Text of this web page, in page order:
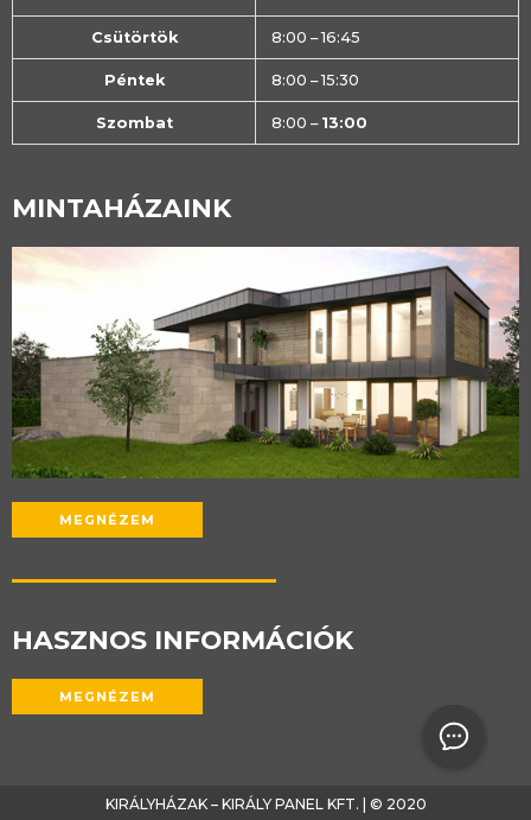
Csütörtök 8:00 – 16:45
Péntek 8:00 – 15:30
Szombat 8:00 – 13:00
MINTAHÁZAINK
MEGNÉZEM
HASZNOS INFORMÁCIÓK
MEGNÉZEM
KIRÁLYHÁZAK – KIRÁLY PANEL KFT. | © 2020